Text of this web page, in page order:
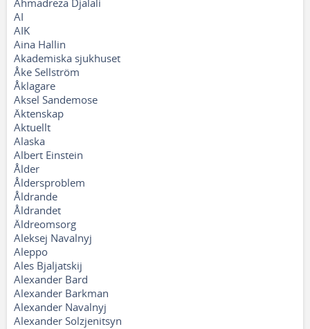
Ahmadreza Djalali
AI
AIK
Aina Hallin
Akademiska sjukhuset
Åke Sellström
Åklagare
Aksel Sandemose
Äktenskap
Aktuellt
Alaska
Albert Einstein
Ålder
Åldersproblem
Åldrande
Åldrandet
Äldreomsorg
Aleksej Navalnyj
Aleppo
Ales Bjaljatskij
Alexander Bard
Alexander Barkman
Alexander Navalnyj
Alexander Solzjenitsyn